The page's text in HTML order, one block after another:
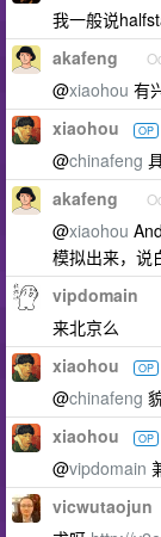
我一般说
akafeng
@xiaohou 有
xiaohou OP
@chinafeng
akafeng
@xiaohou
模拟出来，说
vipdomain
来北京么
xiaohou OP
@chinafeng
xiaohou OP
@vipdomain
vicwutaojun